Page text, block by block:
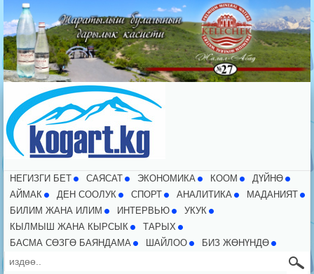
НЕГИЗГИ БЕТ CАЯСАТ ЭКОНОМИКА КООМ
ДҮЙНӨ
АЙМАК
ДЕН СООЛУК СПОРТ АНАЛИТИКА
МАДАНИЯТ
БИЛИМ ЖАНА ИЛИМ
ИНТЕРВЬЮ
УКУК
КЫЛМЫШ ЖАНА КЫРСЫК
ТАРЫХ
БАСМА СӨЗГӨ БАЯНДАМА
ШАЙЛОО БИЗ ЖӨНҮНДӨ